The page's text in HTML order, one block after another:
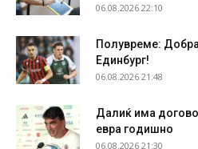
06.08.2026 22:10
Полувреме:
Единбург!
06.08.2026 21:48
Далиќ има
евра годишно
06.08.2026 21:30